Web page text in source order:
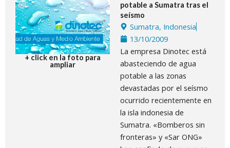
+ click en la foto para
ampliar
potable a Sumatra tras el
seísmo
Sumatra, Indonesia
13/10/2009
La empresa Dinotec está
abasteciendo de agua
potable a las zonas
devastadas por el seísmo
ocurrido recientemente en
la isla indonesia de
Sumatra. «Bomberos sin
fronteras» y «Sar ONG»